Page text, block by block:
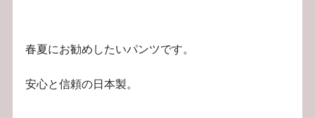
春夏にお勧めしたいパンツです。
安心と信頼の日本製。